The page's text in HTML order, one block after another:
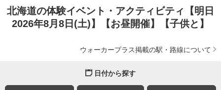
北海道の体験イベント・アクティビティ【明日
2026年8月8日(土)】【お昼開催】【子供と】
ウォーカープラス掲載の駅・路線について
日付から探す